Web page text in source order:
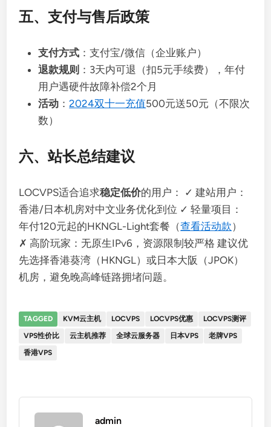
五、支付与售后政策
支付方式 ：支付宝/微信（企业账户）
退款规则 ：3天内可退（扣5元手续费），年付
用户遇硬件故障补偿2个月
活动 ：2024双十一充值500元送50元（不限次
数）
六、站长总结建议
LOCVPS适合追求稳定低价的用户： ✓ 建站用户：
香港/日本机房对中文业务优化到位 ✓ 轻量项目：
年付120元起的HKNGL-Light套餐（查看活动款）
✗ 高阶玩家：无原生IPv6，资源限制较严格 建议优
先选择香港葵湾（HKNGL）或日本大阪（JPOK）
机房，避免晚高峰链路拥堵问题。
TAGGED KVM云主机 LOCVPS LOCVPS优惠
LOCVPS测评
VPS性价比
云主机推荐 全球云服务器 日本VPS
老牌VPS
香港VPS
admin